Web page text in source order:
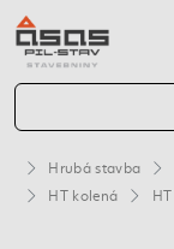
Hrubá stavba
HT kolená